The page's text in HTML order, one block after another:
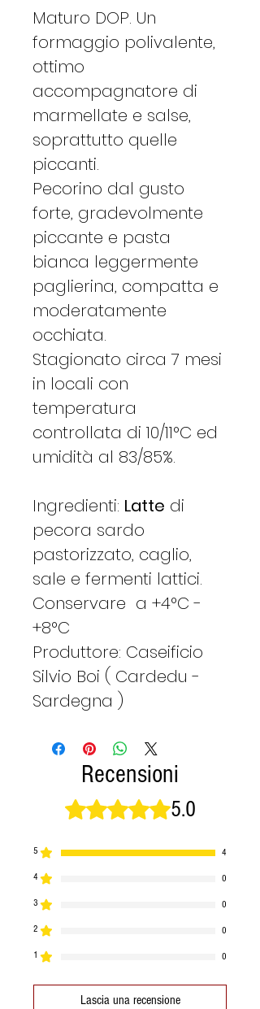
Maturo DOP. Un
formaggio polivalente,
ottimo
accompagnatore di
marmellate e salse,
soprattutto quelle
piccanti.
Pecorino dal gusto
forte, gradevolmente
piccante e pasta
bianca leggermente
paglierina, compatta e
moderatamente
occhiata.
Stagionato circa 7 mesi
in locali con
temperatura
controllata di 10/11°C ed
umidità al 83/85%.
Ingredienti: Latte di
pecora sardo
pastorizzato, caglio,
sale e fermenti lattici.
Conservare a +4°C -
+8°C
Produttore: Caseificio
Silvio Boi ( Cardedu -
Sardegna )
Recensioni
Valutazione 5 stelle su 5.
5.0
5 4
4 0
3 0
2 0
1 0
Lascia una recensione